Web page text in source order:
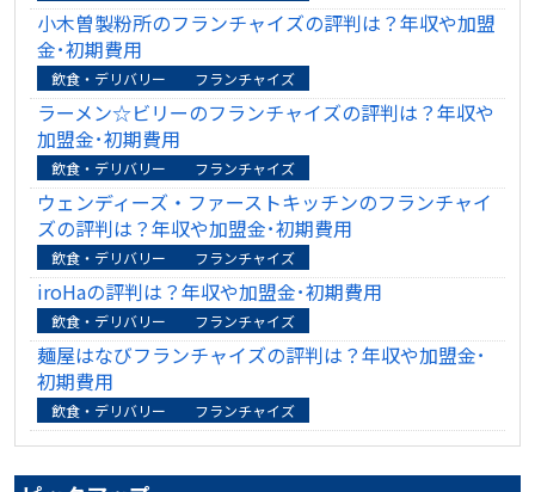
小木曽製粉所のフランチャイズの評判は？年収や加盟
金･初期費用
飲食・デリバリー フランチャイズ
ラーメン☆ビリーのフランチャイズの評判は？年収や
加盟金･初期費用
飲食・デリバリー フランチャイズ
ウェンディーズ・ファーストキッチンのフランチャイ
ズの評判は？年収や加盟金･初期費用
飲食・デリバリー フランチャイズ
iroHaの評判は？年収や加盟金･初期費用
飲食・デリバリー フランチャイズ
麺屋はなびフランチャイズの評判は？年収や加盟金･
初期費用
飲食・デリバリー フランチャイズ